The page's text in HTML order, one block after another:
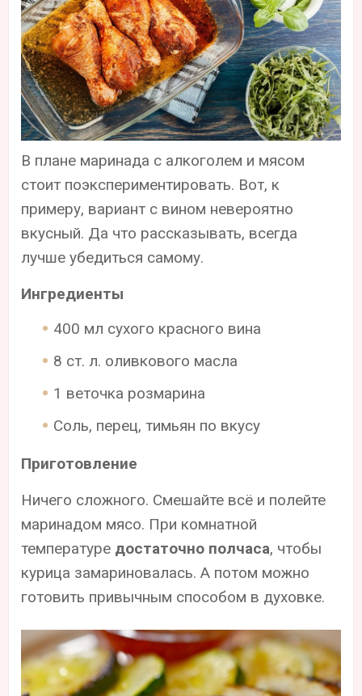
В плане маринада с алкоголем и мясом
стоит поэкспериментировать. Вот, к
примеру, вариант с вином невероятно
вкусный. Да что рассказывать, всегда
лучше убедиться самому.
Ингредиенты
400 мл сухого красного вина
8 ст. л. оливкового масла
1 веточка розмарина
Соль, перец, тимьян по вкусу
Приготовление
Ничего сложного. Смешайте всё и полейте
маринадом мясо. При комнатной
температуре достаточно полчаса, чтобы
курица замариновалась. А потом можно
готовить привычным способом в духовке.